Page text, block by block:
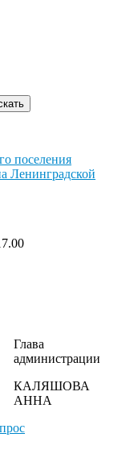
Глава
администрации
КАЛЯШОВА
АННА